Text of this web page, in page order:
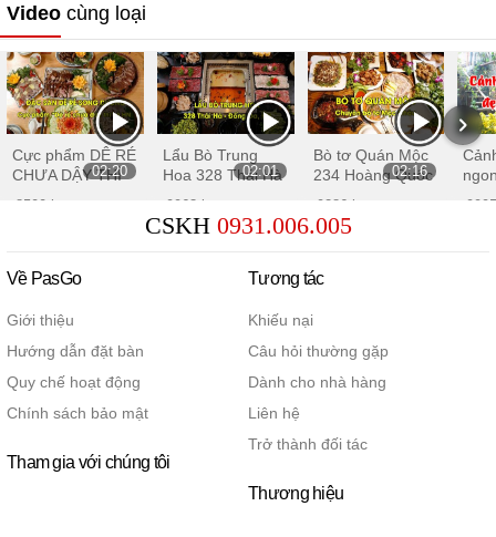
Video cùng loại
02:20
Cực phẩm DÊ RÉ
CHƯA DẬY THÌ
8500 lượt xem
02:01
Lẩu Bò Trung
Hoa 328 Thái Hà
LẨU BÒ ngon
9963 lượt xem
02:16
Bò tơ Quán Mộc
234 Hoàng Quốc
tơ Mộc Châu
9286 lượt xem
CSKH 0931.006.005
Về PasGo
Giới thiệu
Hướng dẫn đặt bàn
Quy chế hoạt động
Chính sách bảo mật
Tham gia với chúng tôi
Tương tác
Khiếu nại
Câu hỏi thường gặp
Dành cho nhà hàng
Liên hệ
Trở thành đối tác
Thương hiệu